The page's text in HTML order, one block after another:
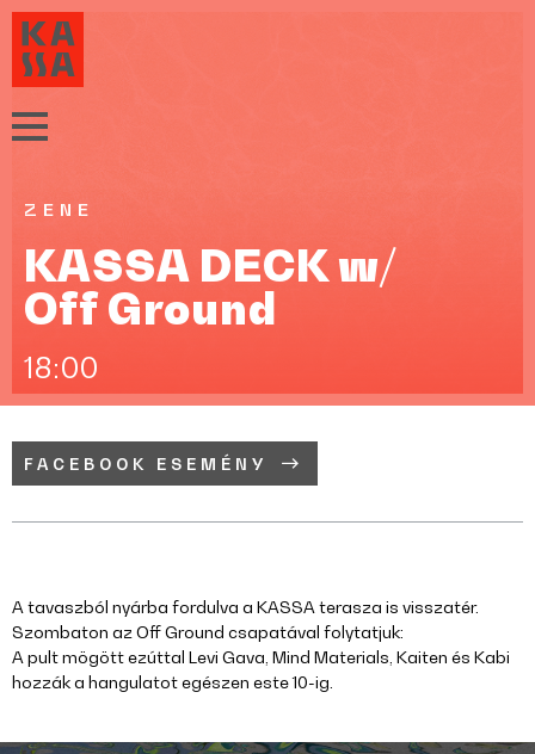
ZENE
KASSA DECK w/
Off Ground
18:00
FACEBOOK ESEMÉNY
A tavaszból nyárba fordulva a KASSA terasza is visszatér.
Szombaton az Off Ground csapatával folytatjuk:
A pult mögött ezúttal Levi Gava, Mind Materials, Kaiten és Kabi
hozzák a hangulatot egészen este 10-ig.